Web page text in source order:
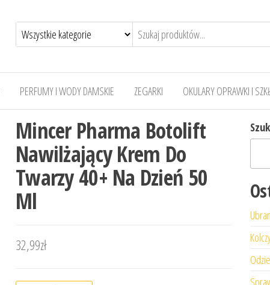
PERFUMY I WODY DAMSKIE ZEGARKI OKULARY OPRAWKI I
Mincer Pharma Botolift
Nawilżający Krem Do
Twarzy 40+ Na Dzień 50
Ml
32,99zł